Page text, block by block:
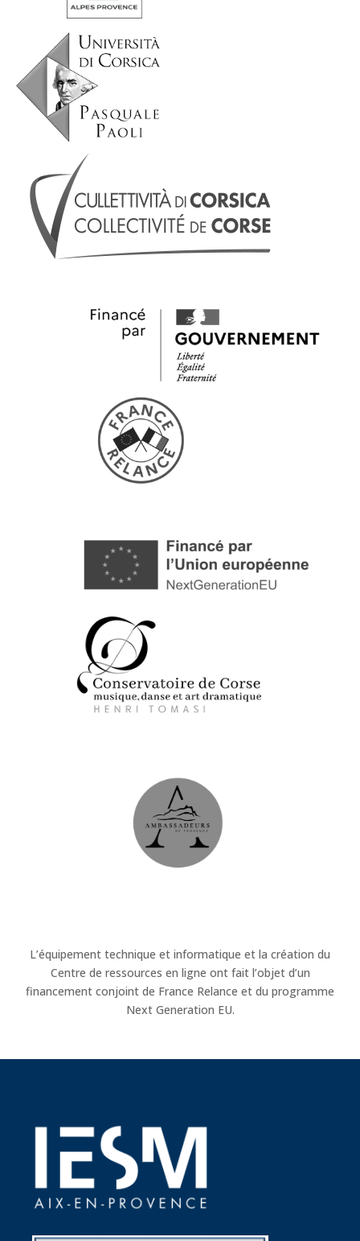
L’équipement technique et informatique et la création du
Centre de ressources en ligne ont fait l’objet d’un
financement conjoint de France Relance et du programme
Next Generation EU.